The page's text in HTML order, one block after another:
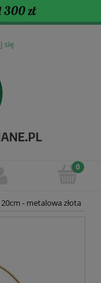
300 zł
się
- metalowa złota